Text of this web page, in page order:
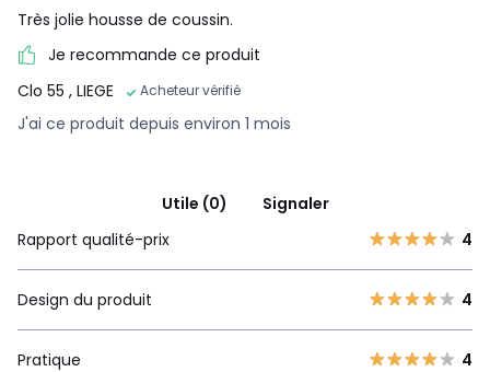
Très jolie housse de coussin.
Je recommande ce produit
Clo 55 , LIEGE Acheteur vérifié
J'ai ce produit depuis environ 1 mois
Utile (0)
Signaler
Rapport qualité-prix
4
Design du produit 4
Pratique 4